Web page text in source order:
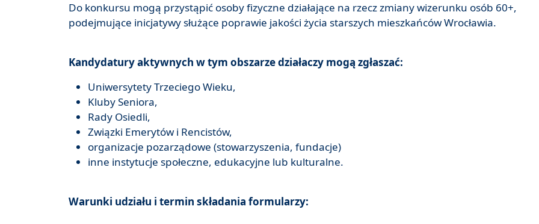
Do konkursu mogą przystąpić osoby fizyczne działające na rzecz zmiany wizerunku osób 60+,
podejmujące inicjatywy służące poprawie jakości życia starszych mieszkańców Wrocławia.
Kandydatury aktywnych w tym obszarze działaczy mogą zgłaszać:
Uniwersytety Trzeciego Wieku,
Kluby Seniora,
Rady Osiedli,
Związki Emerytów i Rencistów,
organizacje pozarządowe (stowarzyszenia, fundacje)
inne instytucje społeczne, edukacyjne lub kulturalne.
Warunki udziału i termin składania formularzy: